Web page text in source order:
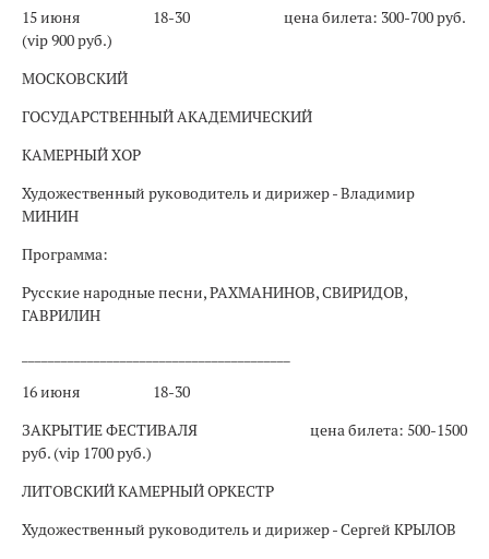
15 июня
18-30
цена билета: 300-700 руб.
(vip 900 руб.)
МОСКОВСКИЙ
ГОСУДАРСТВЕННЫЙ АКАДЕМИЧЕСКИЙ
КАМЕРНЫЙ ХОР
Художественный руководитель и дирижер - Владимир
МИНИН
Программа:
Русские народные песни, РАХМАНИНОВ, СВИРИДОВ,
ГАВРИЛИН
16 июня
18-30
ЗАКРЫТИЕ ФЕСТИВАЛЯ
цена билета: 500-1500
руб. (vip 1700 руб.)
ЛИТОВСКИЙ КАМЕРНЫЙ ОРКЕСТР
Художественный руководитель и дирижер - Сергей КРЫЛОВ